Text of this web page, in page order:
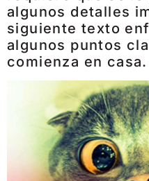
algunos detalles
siguiente texto
algunos puntos
comienza en casa.